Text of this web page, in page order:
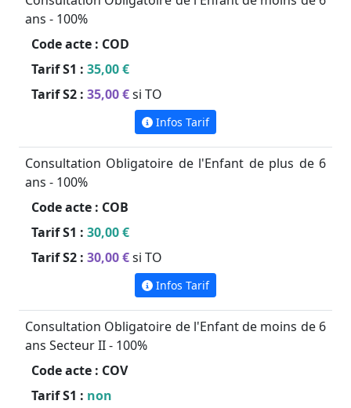
ans - 100%
Code acte : COD
Tarif S1 : 35,00 €
Tarif S2 : 35,00 €si TO
Infos Tarif
Consultation Obligatoire de l'Enfant de plus de 6
ans - 100%
Code acte : COB
Tarif S1 : 30,00 €
Tarif S2 : 30,00 €si TO
Infos Tarif
Consultation Obligatoire de l'Enfant de moins de 6
ans Secteur II - 100%
Code acte : COV
Tarif S1 : non